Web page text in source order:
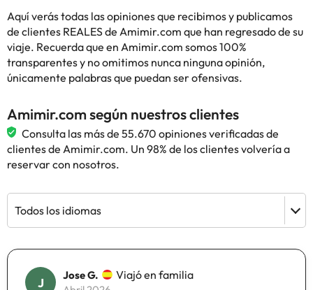
Aquí verás todas las opiniones que recibimos y publicamos
de clientes REALES de Amimir.com que han regresado de su
viaje. Recuerda que en Amimir.com somos 100%
transparentes y no omitimos nunca ninguna opinión,
únicamente palabras que puedan ser ofensivas.
Amimir.com según nuestros clientes
Consulta las más de 55.670 opiniones verificadas de
clientes de Amimir.com. Un 98% de los clientes volvería a
reservar con nosotros.